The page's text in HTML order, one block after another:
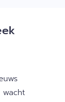
wacht